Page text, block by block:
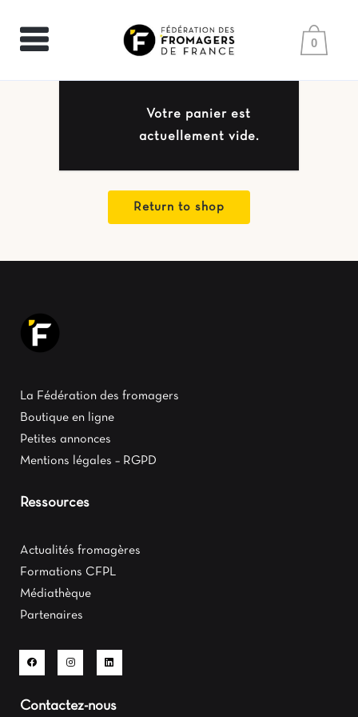
0
Votre panier est
actuellement vide.
Return to shop
La Fédération des fromagers
Boutique en ligne
Petites annonces
Mentions légales – RGPD
Ressources
Actualités fromagères
Formations CFPL
Médiathèque
Partenaires
Contactez-nous